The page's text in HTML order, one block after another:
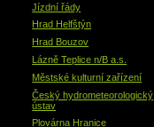
Jízdní řády
Hrad Helfštýn
Hrad Bouzov
Lázně Teplice n/B a.s.
Městské kulturní zařízení
Český hydrometeorologický
ústav
Plovárna Hranice